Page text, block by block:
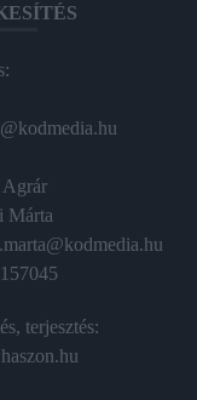
Agrár
Márta
terjesztés: